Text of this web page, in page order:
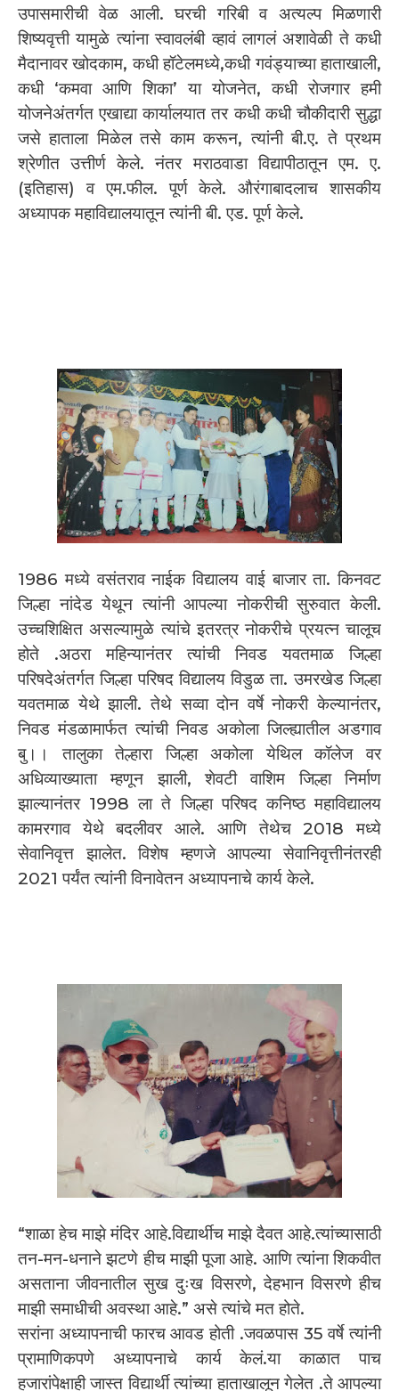
उपासमारीची वेळ आली. घरची गरिबी व अत्यल्प मिळणारी
शिष्यवृत्ती यामुळे त्यांना स्वावलंबी व्हावं लागलं अशावेळी ते कधी
मैदानावर खोदकाम, कधी हॉटेलमध्ये,कधी गवंड्याच्या हाताखाली,
कधी ‘कमवा आणि शिका’ या योजनेत, कधी रोजगार हमी
योजनेअंतर्गत एखाद्या कार्यालयात तर कधी कधी चौकीदारी सुद्धा
जसे हाताला मिळेल तसे काम करून, त्यांनी बी.ए. ते प्रथम
श्रेणीत उत्तीर्ण केले. नंतर मराठवाडा विद्यापीठातून एम. ए.
(इतिहास) व एम.फील. पूर्ण केले. औरंगाबादलाच शासकीय
अध्यापक महाविद्यालयातून त्यांनी बी. एड. पूर्ण केले.
1986 मध्ये वसंतराव नाईक विद्यालय वाई बाजार ता. किनवट
जिल्हा नांदेड येथून त्यांनी आपल्या नोकरीची सुरुवात केली.
उच्चशिक्षित असल्यामुळे त्यांचे इतरत्र नोकरीचे प्रयत्न चालूच
होते .अठरा महिन्यानंतर त्यांची निवड यवतमाळ जिल्हा
परिषदेअंतर्गत जिल्हा परिषद विद्यालय विडुळ ता. उमरखेड जिल्हा
यवतमाळ येथे झाली. तेथे सव्वा दोन वर्षे नोकरी केल्यानंतर,
निवड मंडळामार्फत त्यांची निवड अकोला जिल्ह्यातील अडगाव
बु।। तालुका तेल्हारा जिल्हा अकोला येथिल कॉलेज वर
अधिव्याख्याता म्हणून झाली, शेवटी वाशिम जिल्हा निर्माण
झाल्यानंतर 1998 ला ते जिल्हा परिषद कनिष्ठ महाविद्यालय
कामरगाव येथे बदलीवर आले. आणि तेथेच 2018 मध्ये
सेवानिवृत्त झालेत. विशेष म्हणजे आपल्या सेवानिवृत्तीनंतरही
2021 पर्यंत त्यांनी विनावेतन अध्यापनाचे कार्य केले.
“शाळा हेच माझे मंदिर आहे.विद्यार्थीच माझे दैवत आहे.त्यांच्यासाठी
तन-मन-धनाने झटणे हीच माझी पूजा आहे. आणि त्यांना शिकवीत
असताना जीवनातील सुख दुःख विसरणे, देहभान विसरणे हीच
माझी समाधीची अवस्था आहे.” असे त्यांचे मत होते.
सरांना अध्यापनाची फारच आवड होती .जवळपास 35 वर्षे त्यांनी
प्रामाणिकपणे अध्यापनाचे कार्य केलं.या काळात पाच
हजारांपेक्षाही जास्त विद्यार्थी त्यांच्या हाताखालून गेलेत .ते आपल्या